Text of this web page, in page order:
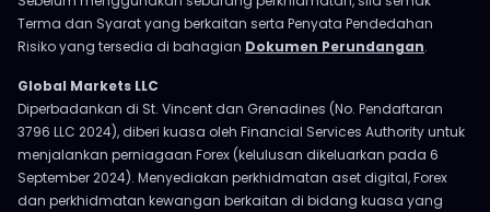
Terma dan Syarat yang berkaitan serta Penyata Pendedahan
Risiko yang tersedia di bahagian Dokumen Perundangan.
Global Markets LLC
Diperbadankan di St. Vincent dan Grenadines (No. Pendaftaran
3796 LLC 2024), diberi kuasa oleh Financial Services Authority untuk
menjalankan perniagaan Forex (kelulusan dikeluarkan pada 6
September 2024). Menyediakan perkhidmatan aset digital, Forex
dan perkhidmatan kewangan berkaitan di bidang kuasa yang